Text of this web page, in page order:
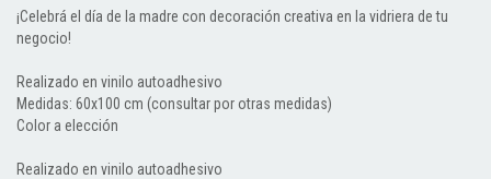
¡Celebrá el día de la madre con decoración creativa en la vidriera de tu
negocio!
Realizado en vinilo autoadhesivo
Medidas: 60x100 cm (consultar por otras medidas)
Color a elección
Realizado en vinilo autoadhesivo